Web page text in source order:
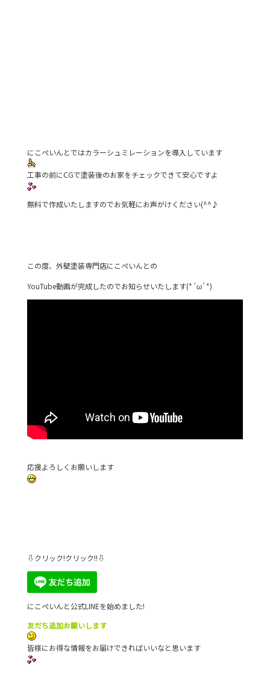
にこぺいんとではカラーシュミレーションを導入しています
工事の前にCGで塗装後のお家をチェックできて安心ですよ
無料で作成いたしますのでお気軽にお声がけください(^^♪
この度、外壁塗装専門店にこぺいんとの
YouTube動画が完成したのでお知らせいたします(*´ω`*)
応援よろしくお願いします
⇩クリック!クリック!!⇩
にこぺいんと公式LINEを始めました!
友だち追加お願いします
皆様にお得な情報をお届けできればいいなと思います